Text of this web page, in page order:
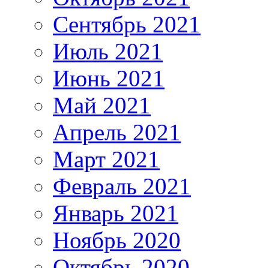
Сентябрь 2021
Июль 2021
Июнь 2021
Май 2021
Апрель 2021
Март 2021
Февраль 2021
Январь 2021
Ноябрь 2020